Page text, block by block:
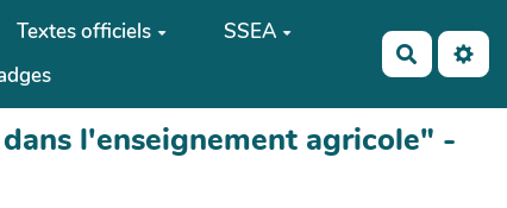
Textes officiels
SSEA
l'enseignement agricole" -